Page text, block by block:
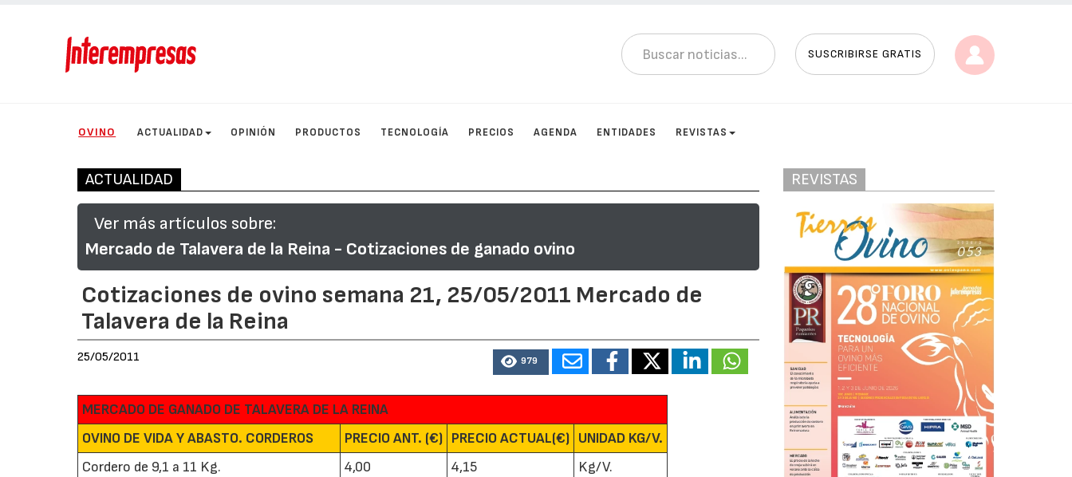
SUSCRIBIRSE GRATIS
OVINO ACTUALIDAD OPINIÓN PRODUCTOS TECNOLOGÍA PRECIOS AGENDA ENTIDADES REVISTAS
ACTUALIDAD
Ver más artículos sobre:
Mercado de Talavera de la Reina - Cotizaciones de ganado ovino
Cotizaciones de ovino semana 21, 25/05/2011 Mercado de
Talavera de la Reina
25/05/2011 979
MERCADO DE GANADO DE TALAVERA DE LA REINA
OVINO DE VIDA Y ABASTO. CORDEROS
PRECIO ANT. (€) PRECIO ACTUAL(€) UNIDAD KG/V.
Cordero de 9,1 a 11 Kg.
4,00 4,15
Kg/V.
REVISTAS